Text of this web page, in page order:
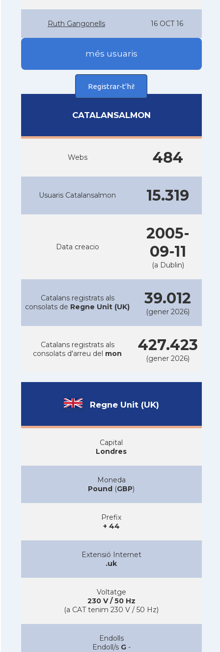
Ruth Gangonells 16 OCT 16
més usuaris
Registrar-t'hi!
CATALANSALMON
Webs 484
Usuaris Catalansalmon 15.319
Data creacio
2005-
09-11
(a Dublin)
Catalans registrats als
consolats de Regne Unit (UK) 39.012
(gener 2026)
Catalans registrats als
consolats d'arreu del mon 427.423
(gener 2026)
Regne Unit (UK)
Capital
Londres
Moneda
Pound (GBP)
Prefix
+ 44
Extensió Internet
.uk
Voltatge
230 V / 50 Hz
(a CAT tenim 230 V / 50 Hz)
Endolls
Endoll/s G-